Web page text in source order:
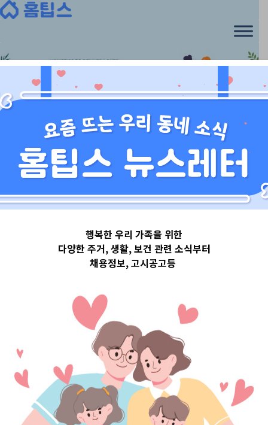
Skip
발달/완구, 아기위키
동요 들으며 잃
어버린 동심 찾
2021-03-04
readybaby-admin
행복한 우리 가족을 위한
다양한 주거, 생활, 보건 관련 소식부터
채용정보, 고시공고등